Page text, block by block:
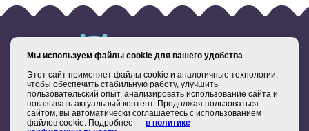
Мы используем файлы cookie для вашего удобства
Этот сайт применяет файлы cookie и аналогичные технологии,
чтобы обеспечить стабильную работу, улучшить
пользовательский опыт, анализировать использование сайта и
показывать актуальный контент. Продолжая пользоваться
сайтом, вы автоматически соглашаетесь с использованием
файлов cookie. Подробнее — в политике